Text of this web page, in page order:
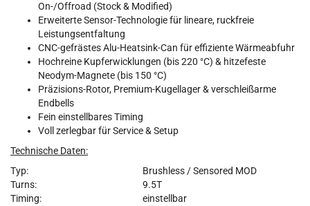
On-/Offroad (Stock & Modified)
Erweiterte Sensor-Technologie für lineare, ruckfreie
Leistungsentfaltung
CNC-gefrästes Alu-Heatsink-Can für effiziente Wärmeabfuhr
Hochreine Kupferwicklungen (bis 220 °C) & hitzefeste
Neodym-Magnete (bis 150 °C)
Präzisions-Rotor, Premium-Kugellager & verschleißarme
Endbells
Fein einstellbares Timing
Voll zerlegbar für Service & Setup
Technische Daten:
Typ:
Brushless / Sensored MOD
Turns:
9.5T
Timing:
einstellbar